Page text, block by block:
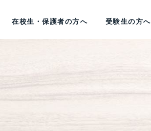
在校生・保護者の方へ 受験生の方へ